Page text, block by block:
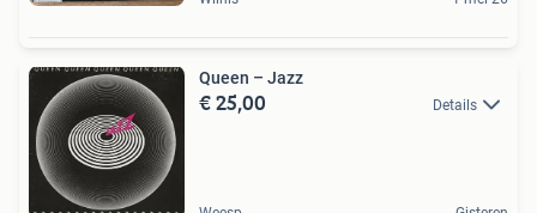
Queen – Jazz
€ 25,00 Details